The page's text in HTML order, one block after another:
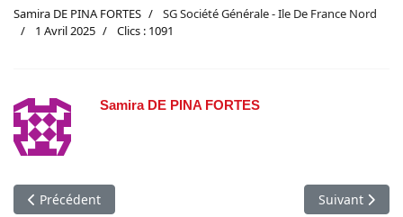
Samira DE PINA FORTES
SG Société Générale - Ile De France Nord
1 Avril 2025
Clics : 1091
Samira DE PINA FORTES
Article précédent : INFO CGT DRIF NORD MAI 2025
Précédent Article suivant
Suivant